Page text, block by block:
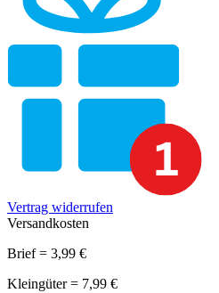
Vertrag widerrufen
Versandkosten
Brief = 3,99 €
Kleingüter = 7,99 €